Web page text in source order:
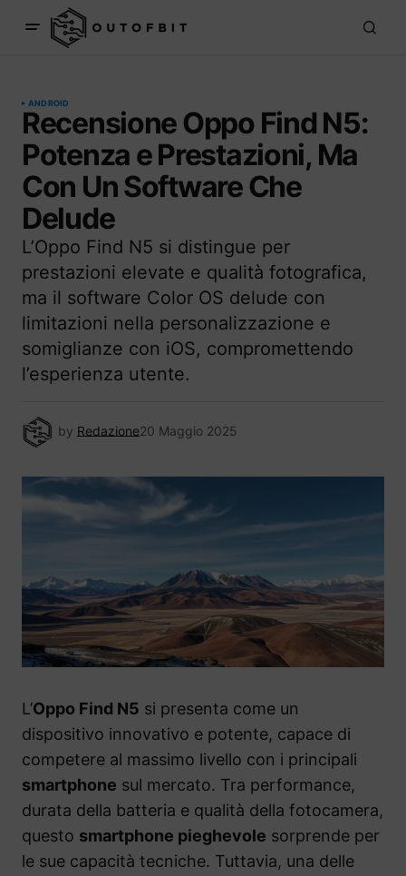
ANDROID
Recensione Oppo Find N5:
Potenza e Prestazioni, Ma
Con Un Software Che
Delude
L’Oppo Find N5 si distingue per
prestazioni elevate e qualità fotografica,
ma il software Color OS delude con
limitazioni nella personalizzazione e
somiglianze con iOS, compromettendo
l’esperienza utente.
by Redazione20 Maggio 2025
L’Oppo Find N5 si presenta come un
dispositivo innovativo e potente, capace di
competere al massimo livello con i principali
smartphone sul mercato. Tra performance,
durata della batteria e qualità della fotocamera,
questo smartphone pieghevole sorprende per
le sue capacità tecniche. Tuttavia, una delle